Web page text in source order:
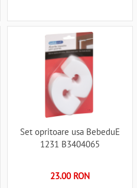
Set opritoare usa BebeduE
1231 B3404065
23.00 RON